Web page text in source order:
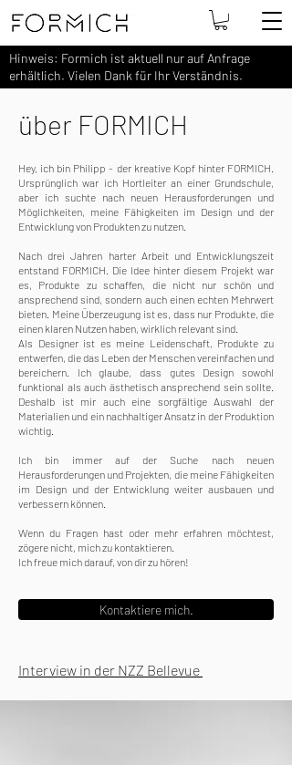
Hinweis: Formich ist aktuell nur auf Anfrage
erhältlich. Vielen Dank für Ihr Verständnis.
über FORMICH
Hey, ich bin Philipp - der kreative Kopf hinter FORMICH.
Ursprünglich war ich Hortleiter an einer Grundschule,
aber ich suchte nach neuen Herausforderungen und
Möglichkeiten, meine Fähigkeiten im Design und der
Entwicklung von Produkten zu nutzen.
Nach drei Jahren harter Arbeit und Entwicklungszeit
entstand FORMICH. Die Idee hinter diesem Projekt war
es, Produkte zu schaffen, die nicht nur schön und
ansprechend sind, sondern auch einen echten Mehrwert
bieten. Meine Überzeugung ist es, dass nur Produkte, die
einen klaren Nutzen haben, wirklich relevant sind.
Als Designer ist es meine Leidenschaft, Produkte zu
entwerfen, die das Leben der Menschen vereinfachen und
bereichern. Ich glaube, dass gutes Design sowohl
funktional als auch ästhetisch ansprechend sein sollte.
Deshalb ist mir auch eine sorgfältige Auswahl der
Materialien und ein nachhaltiger Ansatz in der Produktion
wichtig.
Ich bin immer auf der Suche nach neuen
Herausforderungen und Projekten, die meine Fähigkeiten
im Design und der Entwicklung weiter ausbauen und
verbessern können.
Wenn du Fragen hast oder mehr erfahren möchtest,
zögere nicht, mich zu kontaktieren.
Ich freue mich darauf, von dir zu hören!
Kontaktiere mich.
Interview in der NZZ Bellevue